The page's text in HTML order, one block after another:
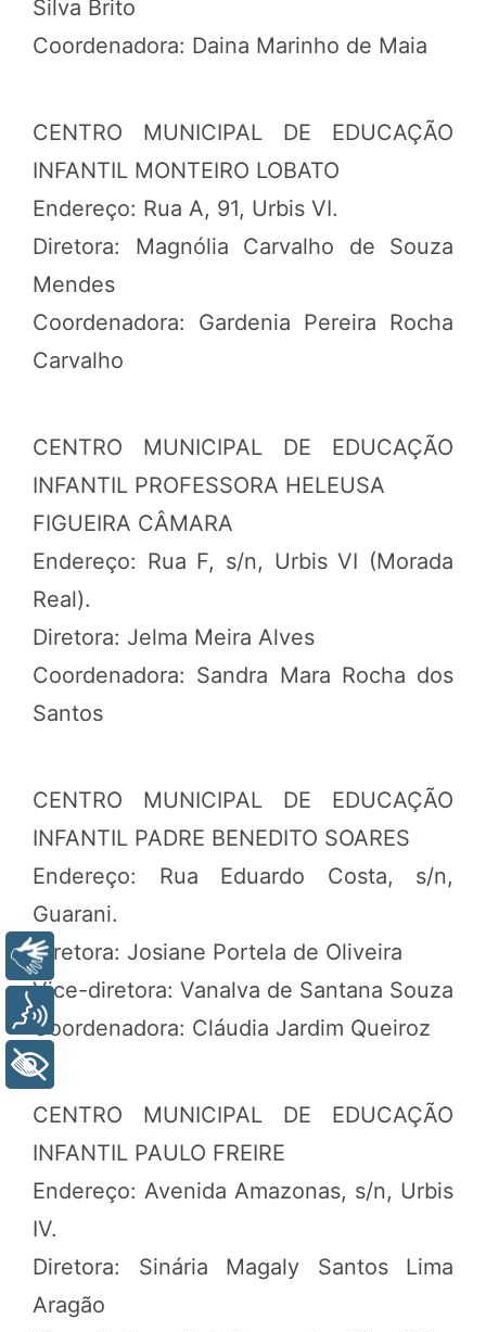
Silva Brito
Coordenadora: Daina Marinho de Maia
CENTRO MUNICIPAL DE EDUCAÇÃO
INFANTIL MONTEIRO LOBATO
Endereço: Rua A, 91, Urbis VI.
Diretora: Magnólia Carvalho de Souza
Mendes
Coordenadora: Gardenia Pereira Rocha
Carvalho
CENTRO MUNICIPAL DE EDUCAÇÃO
INFANTIL PROFESSORA HELEUSA
FIGUEIRA CÂMARA
Endereço: Rua F, s/n, Urbis VI (Morada
Real).
Diretora: Jelma Meira Alves
Coordenadora: Sandra Mara Rocha dos
Santos
CENTRO MUNICIPAL DE EDUCAÇÃO
INFANTIL PADRE BENEDITO SOARES
Endereço: Rua Eduardo Costa, s/n,
Guarani.
Diretora: Josiane Portela de Oliveira
Vice-diretora: Vanalva de Santana Souza
Coordenadora: Cláudia Jardim Queiroz
CENTRO MUNICIPAL DE EDUCAÇÃO
INFANTIL PAULO FREIRE
Endereço: Avenida Amazonas, s/n, Urbis
IV.
Diretora: Sinária Magaly Santos Lima
Aragão
Libras